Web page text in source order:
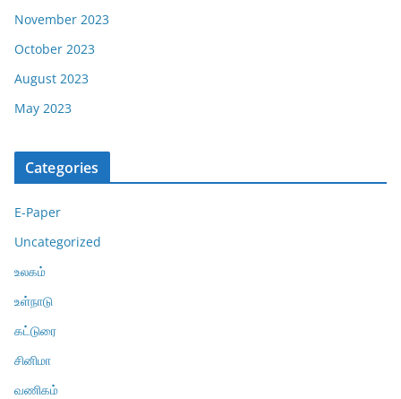
November 2023
October 2023
August 2023
May 2023
Categories
E-Paper
Uncategorized
உலகம்
உள்நாடு
கட்டுரை
சினிமா
வணிகம்